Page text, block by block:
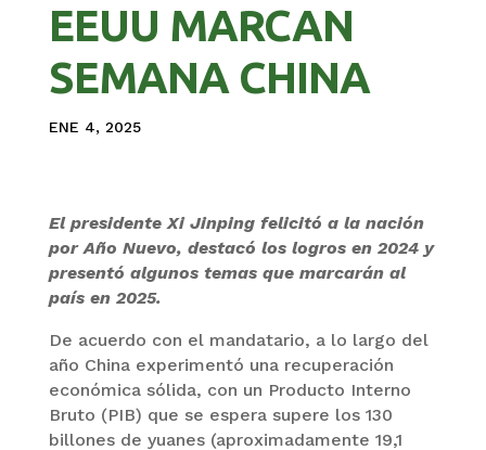
EEUU MARCAN
SEMANA CHINA
ENE 4, 2025
El presidente Xi Jinping felicitó a la nación
por Año Nuevo, destacó los logros en 2024 y
presentó algunos temas que marcarán al
país en 2025.
De acuerdo con el mandatario, a lo largo del
año China experimentó una recuperación
económica sólida, con un Producto Interno
Bruto (PIB) que se espera supere los 130
billones de yuanes (aproximadamente 19,1